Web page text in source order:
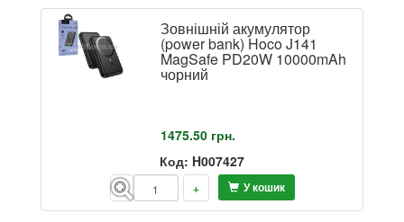
Зовнішній акумулятор
(power bank) Hoco J141
MagSafe PD20W 10000mAh
чорний
1475.50 грн.
Код: H007427
- + У кошик